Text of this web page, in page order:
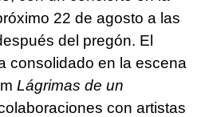
22 de agosto a las
del pregón. El
consolidado en la escena
Lágrimas de un
con artistas